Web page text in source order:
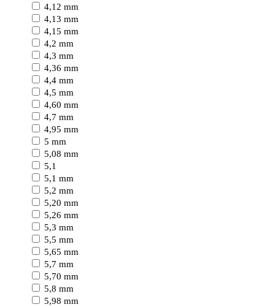
4,12 mm
4,13 mm
4,15 mm
4,2 mm
4,3 mm
4,36 mm
4,4 mm
4,5 mm
4,60 mm
4,7 mm
4,95 mm
5 mm
5,08 mm
5,1
5,1 mm
5,2 mm
5,20 mm
5,26 mm
5,3 mm
5,5 mm
5,65 mm
5,7 mm
5,70 mm
5,8 mm
5,98 mm